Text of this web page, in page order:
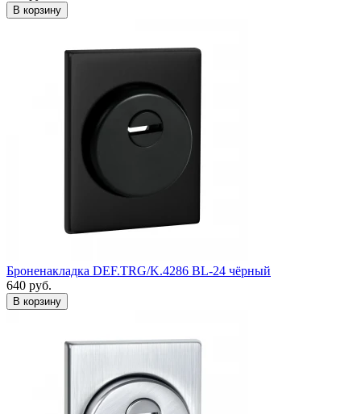
Броненакладка DEF.TRG/K.4286 BL-24 чёрный
640 руб.